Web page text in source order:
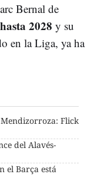
Bernal de
2028 y su
en la Liga, ya ha
Flick
del Alavés-
el Barça está